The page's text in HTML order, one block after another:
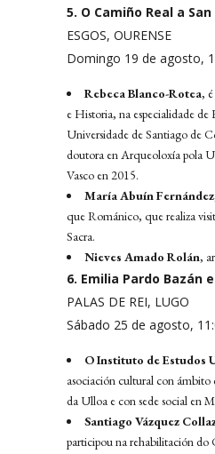
5. O Camiño Real a
ESGOS, OURENSE
Domingo 19 de agosto,
Rebeca Blanco-Rotea,
e Historia, na especialidade
Universidade de Santiago de
doutora en Arqueoloxía pola
Vasco en 2015.
María Abuín Fernández
que Románico, que realiza
Sacra.
Nieves Amado Rolán,
6. Emilia Pardo Bazán
PALAS DE REI, LUGO
Sábado 25 de agosto,
O Instituto de Estudos
asociación cultural con
da Ulloa e con sede social en
Santiago Vázquez
participou na rehabilitación do